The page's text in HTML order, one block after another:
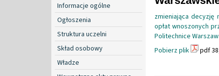
Informacje ogólne
Ogłoszenia
Struktura uczelni
Skład osobowy
Władze
zmieniająca decyzję
opłat wnoszonych
Politechnice
Pobierz plik
pdf